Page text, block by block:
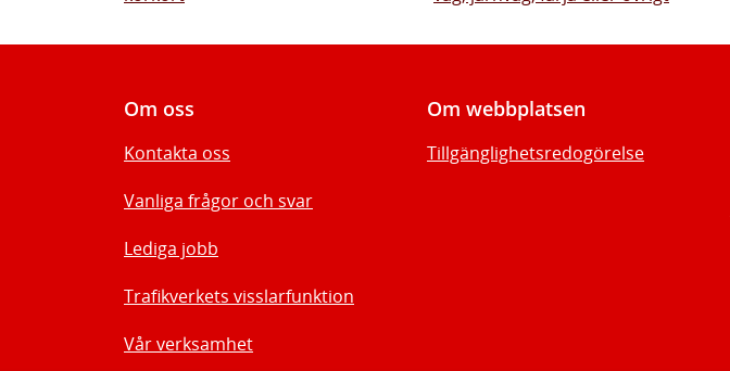
Om oss
Kontakta oss
Vanliga frågor och svar
Lediga jobb
Trafikverkets visslarfunktion
Vår verksamhet
Om webbplatsen
Tillgänglighetsredogörelse